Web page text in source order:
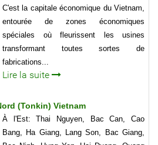
C'est la capitale économique du Vietnam,
entourée de zones économiques
spéciales où fleurissent les usines
transformant toutes sortes de
fabrications...
Lire la suite
(Tonkin) Vietnam
À l'Est: Thai Nguyen, Bac Can, Cao
Bang, Ha Giang, Lang Son, Bac Giang,